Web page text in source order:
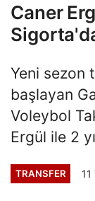
Caner
Yeni sezon
başlayan
Voleybol
Ergül ile 2
TRANSFER